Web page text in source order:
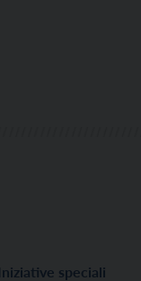
speciali